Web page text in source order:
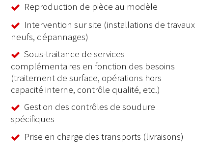
Reproduction de pièce au modèle
Intervention sur site (installations de travaux
neufs, dépannages)
Sous-traitance de services
complémentaires en fonction des besoins
(traitement de surface, opérations hors
capacité interne, contrôle qualité, etc.)
Gestion des contrôles de soudure
spécifiques
Prise en charge des transports (livraisons)